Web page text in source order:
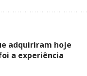
adquiriram hoje
a experiência